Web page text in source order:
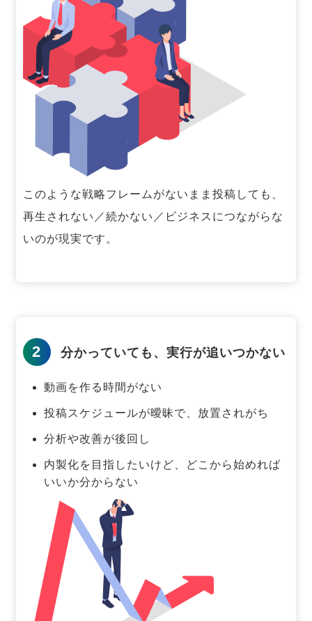
このような戦略フレームがないまま投稿しても、
再生されない／続かない／ビジネスにつながらな
いのが現実です。
2 分かっていても、実行が追いつかない
動画を作る時間がない
投稿スケジュールが曖昧で、放置されがち
分析や改善が後回し
内製化を目指したいけど、どこから始めれば
いいか分からない